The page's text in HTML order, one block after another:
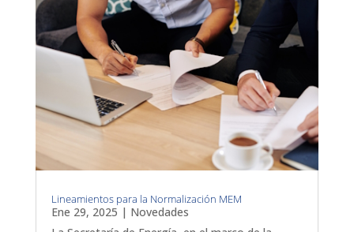
Lineamientos para la Normalización MEM
Ene 29, 2025 | Novedades